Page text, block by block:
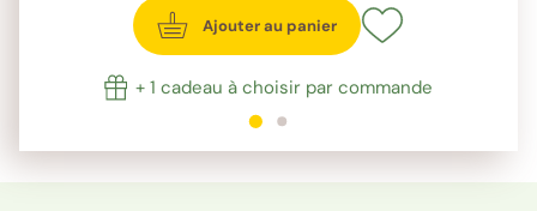
Ajouter au panier
+ 1 cadeau à choisir par commande
1sur 2 2sur 2